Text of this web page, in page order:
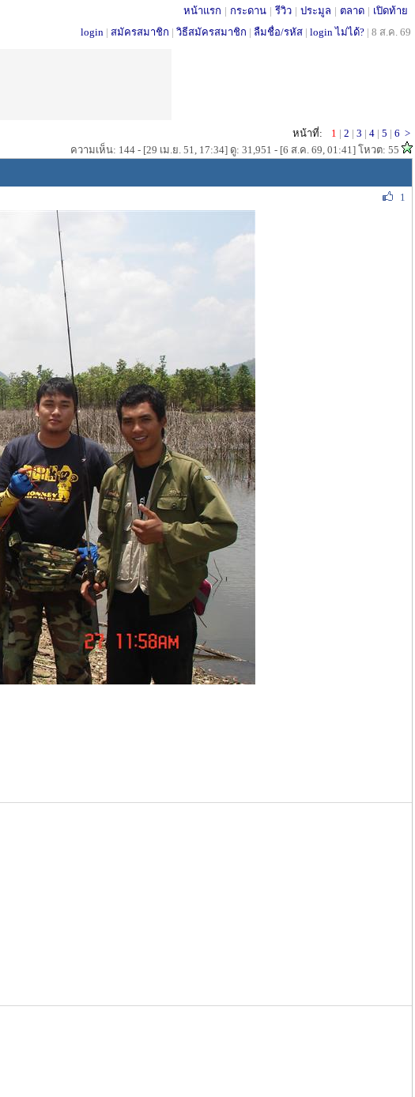
หน้าแรก | กระดาน | รีวิว | ประมูล | ตลาด | เปิดท้าย
login | สมัครสมาชิก | วิธีสมัครสมาชิก | ลืมชื่อ/รหัส | login ไม่ได้? | 8 ส.ค. 69
หน้าที่: 1 | 2 | 3 | 4 | 5 | 6 >
ความเห็น: 144 - [29 เม.ย. 51, 17:34] ดู: 31,951 - [6 ส.ค. 69, 01:41] โหวต: 55
1